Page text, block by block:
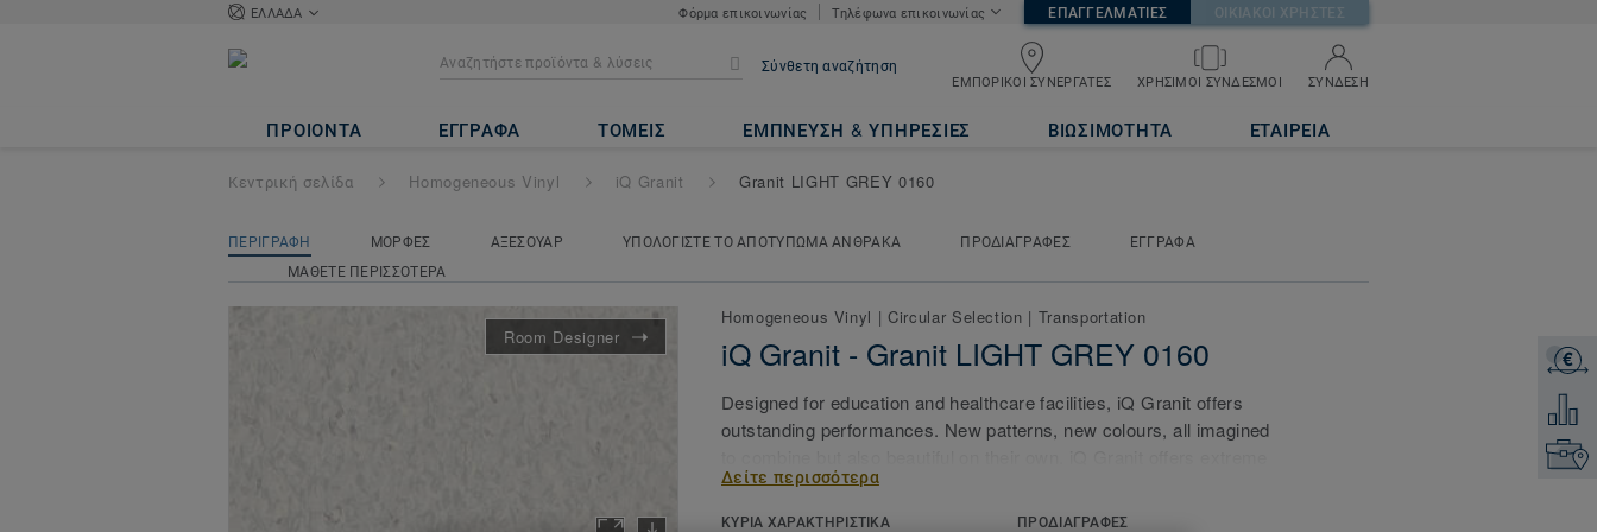
ΕΛΛΑΔΑ Φόρμα επικοινωνίας Τηλέφωνα επικοινωνίας ΕΠΑΓΓΕΛΜΑΤΙΕΣ ΟΙΚΙΑΚΟΙ ΧΡΗΣΤΕΣ
Σύνθετη αναζήτηση
ΕΜΠΟΡΙΚΟΙ ΣΥΝΕΡΓΑΤΕΣ ΧΡΗΣΙΜΟΙ ΣΥΝΔΕΣΜΟΙ ΣΥΝΔΕΣΗ
ΠΡΟΙΟΝΤΑ ΕΓΓΡΑΦΑ ΤΟΜΕΙΣ ΕΜΠΝΕΥΣΗ & ΥΠΗΡΕΣΙΕΣ ΒΙΩΣΙΜΟΤΗΤΑ ΕΤΑΙΡΕΙΑ
iQ Granit - Granit LIGHT GREY 0160
€
Κεντρική σελίδα Homogeneous Vinyl iQ Granit Granit LIGHT GREY 0160
ΠΕΡΙΓΡΑΦΗ ΜΟΡΦΕΣ ΑΞΕΣΟΥΑΡ ΥΠΟΛΟΓΙΣΤΕ ΤΟ ΑΠΟΤΥΠΩΜΑ ΑΝΘΡΑΚΑ ΠΡΟΔΙΑΓΡΑΦΕΣ
ΕΓΓΡΑΦΑ
ΜΑΘΕΤΕ ΠΕΡΙΣΣΟΤΕΡΑ
Room Designer
Homogeneous Vinyl |Circular Selection | Transportation
iQ Granit - Granit LIGHT GREY 0160
Designed for education and healthcare facilities, iQ Granit offers
outstanding performances. New patterns, new colours, all imagined
durability as well as superior wear, stain and abrasion resistance
for all heavy-traffic areas. No need for polish or wax, a simple dry-
Δείτε περισσότερα
ΚΥΡΙΑ ΧΑΡΑΚΤΗΡΙΣΤΙΚΑ
ΠΡΟΔΙΑΓΡΑΦΕΣ